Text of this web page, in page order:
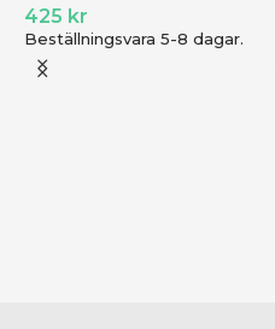
425 kr
Beställningsvara 5-8 dagar.